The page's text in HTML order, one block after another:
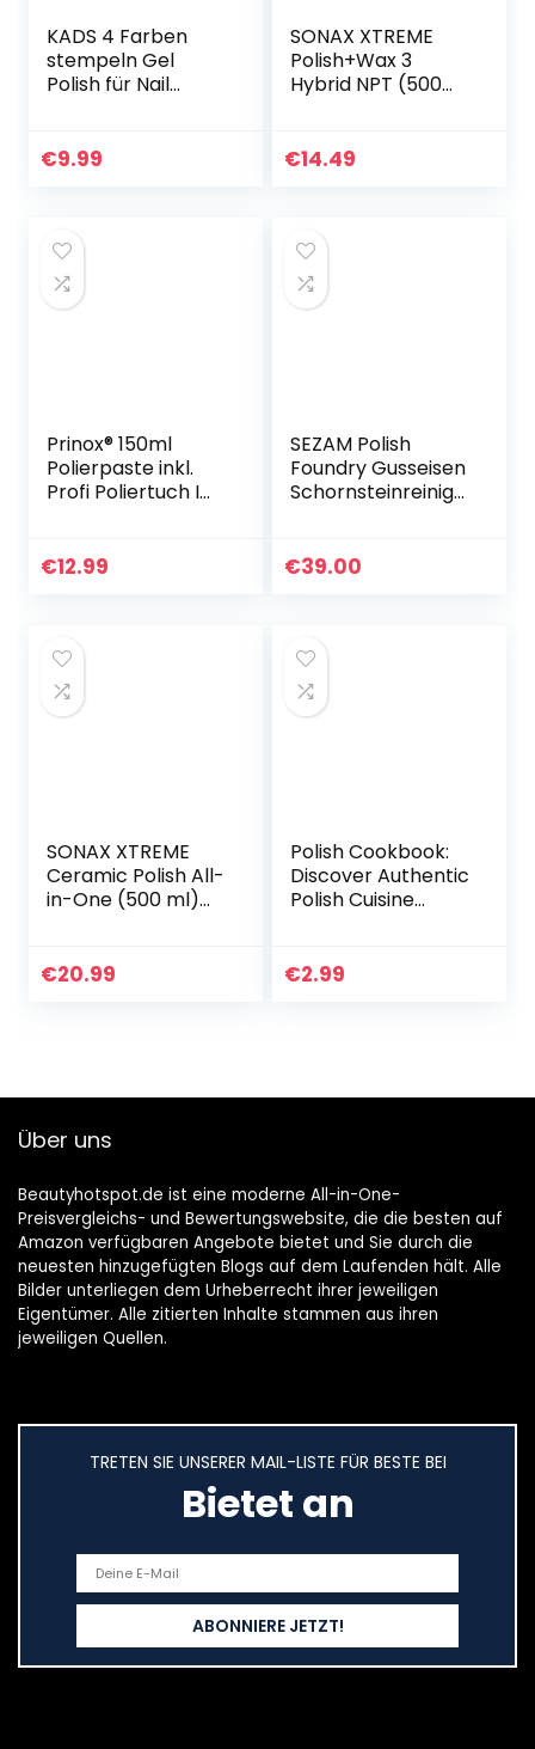
KADS 4 Farben
stempeln Gel
Polish für Nail
Gold Silber
€9.99
SONAX XTREME
Polish+Wax 3
Hybrid NPT (500
Lackschichten und
€14.49
Prinox® 150ml
Polierpaste inkl.
Profi Poliertuch I
Epoxidharz, Lacke,
€12.99
SEZAM Polish
Foundry Gusseisen
Schornsteinreinigu
17×3.5x17cm
€39.00
SONAX XTREME
Ceramic Polish All-
in-One (500 ml)
vermatteten,
€20.99
Polish Cookbook:
Discover Authentic
Polish Cuisine
€2.99
Über uns
Beautyhotspot.de ist eine moderne All-in-One-
Preisvergleichs- und Bewertungswebsite, die die besten auf
Amazon verfügbaren Angebote bietet und Sie durch die
neuesten hinzugefügten Blogs auf dem Laufenden hält. Alle
Bilder unterliegen dem Urheberrecht ihrer jeweiligen
Eigentümer. Alle zitierten Inhalte stammen aus ihren
jeweiligen Quellen.
TRETEN SIE UNSERER MAIL-LISTE FÜR BESTE BEI
Bietet an